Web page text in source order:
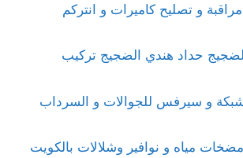
و تصليح كاميرات و انتركم
حداد هندي الضجيج تركيب
و سيرفس للجوالات و السرداب
مياه و نوافير وشلالات بالكويت